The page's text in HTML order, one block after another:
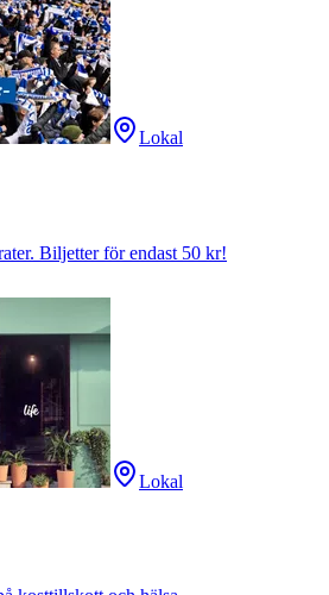
Lokal
Biljetter för endast 50 kr!
Lokal